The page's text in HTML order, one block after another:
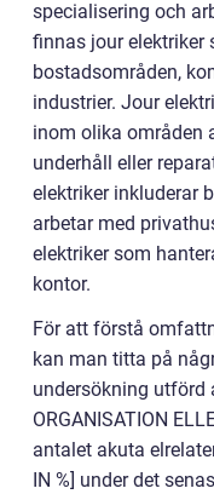
specialisering och
finnas jour elektriker
bostadsområden,
industrier. Jour
inom olika områden
underhåll eller
elektriker inkluderar
arbetar med
elektriker som
kontor.
För att förstå
kan man titta på
undersökning utförd
ORGANISATION
antalet akuta
IN %] under det